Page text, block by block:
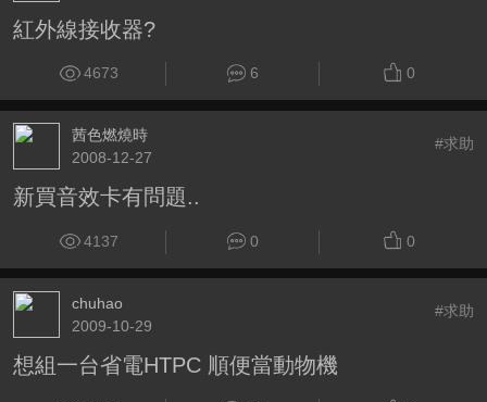
紅外線接收器?
4673 6 0
茜色燃燒時
2008-12-27
#求助
新買音效卡有問題..
4137 0 0
chuhao
2009-10-29
#求助
想組一台省電HTPC 順便當動物機